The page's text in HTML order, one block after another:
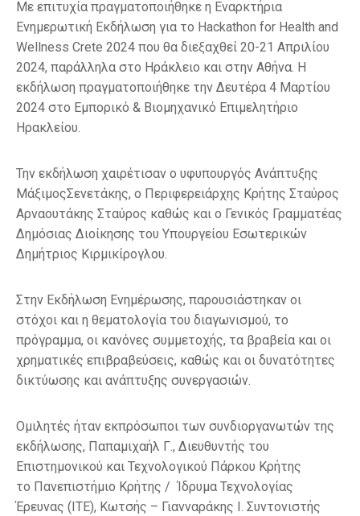
Με επιτυχία πραγματοποιήθηκε η Εναρκτήρια
Ενημερωτική Εκδήλωση για το Hackathon for Health and
Wellness Crete 2024 που θα διεξαχθεί 20-21 Απριλίου
2024, παράλληλα στο Ηράκλειο και στην Αθήνα. Η
εκδήλωση πραγματοποιήθηκε την Δευτέρα 4 Μαρτίου
2024 στο Εμπορικό & Βιομηχανικό Επιμελητήριο
Ηρακλείου.
Την εκδήλωση χαιρέτισαν ο υφυπουργός Ανάπτυξης
ΜάξιμοςΣενετάκης, ο Περιφερειάρχης Κρήτης Σταύρος
Αρναουτάκης Σταύρος καθώς και ο Γενικός Γραμματέας
Δημόσιας Διοίκησης του Υπουργείου Εσωτερικών
Δημήτριος Κιρμικίρογλου.
Στην Εκδήλωση Ενημέρωσης, παρουσιάστηκαν οι
στόχοι και η θεματολογία του διαγωνισμού, το
πρόγραμμα, οι κανόνες συμμετοχής, τα βραβεία και οι
χρηματικές επιβραβεύσεις, καθώς και οι δυνατότητες
δικτύωσης και ανάπτυξης συνεργασιών.
Ομιλητές ήταν εκπρόσωποι των συνδιοργανωτών της
εκδήλωσης, Παπαμιχαήλ Γ., Διευθυντής του
Επιστημονικού και Τεχνολογικού Πάρκου Κρήτης
το Πανεπιστήμιο Κρήτης / Ίδρυμα Τεχνολογίας
Έρευνας (ITE), Κωτσής – Γιανναράκης Ι. Συντονιστής